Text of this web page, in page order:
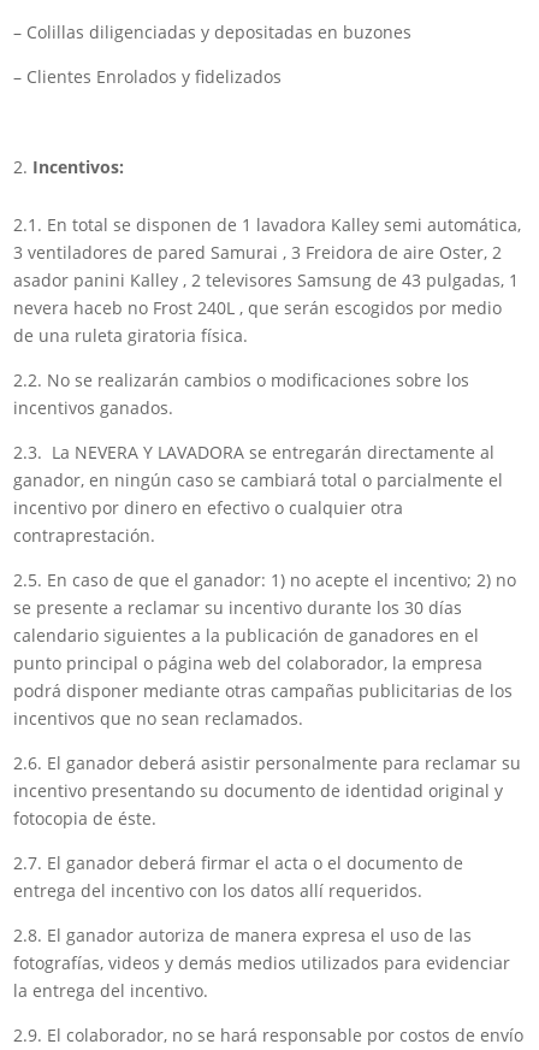
– Colillas diligenciadas y depositadas en buzones
– Clientes Enrolados y fidelizados
Incentivos:
2.1. En total se disponen de 1 lavadora Kalley semi automática,
3 ventiladores de pared Samurai , 3 Freidora de aire Oster, 2
asador panini Kalley , 2 televisores Samsung de 43 pulgadas, 1
nevera haceb no Frost 240L , que serán escogidos por medio
de una ruleta giratoria física.
2.2. No se realizarán cambios o modificaciones sobre los
incentivos ganados.
2.3. La NEVERA Y LAVADORA se entregarán directamente al
ganador, en ningún caso se cambiará total o parcialmente el
incentivo por dinero en efectivo o cualquier otra
contraprestación.
2.5. En caso de que el ganador: 1) no acepte el incentivo; 2) no
se presente a reclamar su incentivo durante los 30 días
calendario siguientes a la publicación de ganadores en el
punto principal o página web del colaborador, la empresa
podrá disponer mediante otras campañas publicitarias de los
incentivos que no sean reclamados.
2.6. El ganador deberá asistir personalmente para reclamar su
incentivo presentando su documento de identidad original y
fotocopia de éste.
2.7. El ganador deberá firmar el acta o el documento de
entrega del incentivo con los datos allí requeridos.
2.8. El ganador autoriza de manera expresa el uso de las
fotografías, videos y demás medios utilizados para evidenciar
la entrega del incentivo.
2.9. El colaborador, no se hará responsable por costos de envío